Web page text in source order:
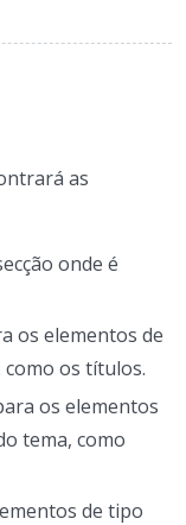
as
onde é
os elementos de
os títulos.
os elementos
tema, como
de tipo